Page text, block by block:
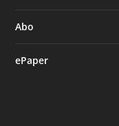
Abo
ePaper